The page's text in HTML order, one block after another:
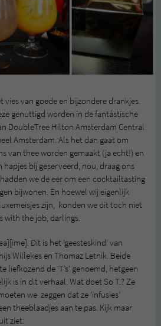
vies van goede en bijzondere drankjes.
genuttigd worden in de fantástische
DoubleTree Hilton Amsterdam Central
Amsterdam. Als het dan gaat om
van thee worden gemaakt (ja echt!) en
bij geserveerd, nou, draag ons
we de eer om een cocktailtasting
bijwonen. En hoewel wij eigenlijk
zijn, konden we dit toch niet
with the job, darlings.
Dit is het ‘geesteskind’ van
Willekes en Thomaz Letnik. Beide
de ‘T’s’ genoemd, hetgeen
is in dit verhaal. Wat doet So T.? Ze
we zeggen dat ze ‘infusies’
theeblaadjes aan te pas. Kijk maar
ziet: